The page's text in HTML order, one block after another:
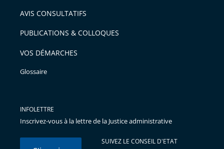
AVIS CONSULTATIFS
PUBLICATIONS & COLLOQUES
VOS DÉMARCHES
Glossaire
INFOLETTRE
Inscrivez-vous à la lettre de la Justice administrative
SUIVEZ LE CONSEIL D'ETAT